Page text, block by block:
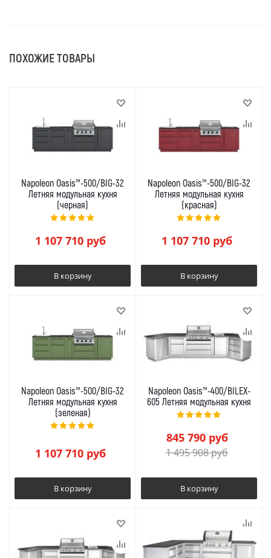
ПОХОЖИЕ ТОВАРЫ
Napoleon Oasis™-500/BIG-32
Летняя модульная кухня
(черная)
1 107 710 руб
В корзину
Napoleon Oasis™-500/BIG-32
Летняя модульная кухня
(красная)
1 107 710 руб
В корзину
Napoleon Oasis™-500/BIG-32
Летняя модульная кухня
(зеленая)
1 107 710 руб
В корзину
Napoleon Oasis™-400/BILEX-
605 Летняя модульная кухня
845 790руб
1 495 908руб
В корзину